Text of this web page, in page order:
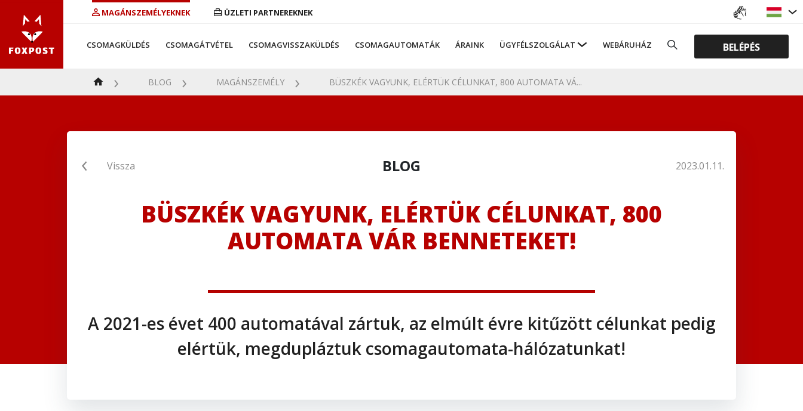
MAGÁNSZEMÉLYEKNEK ÜZLETI PARTNEREKNEK
CSOMAGKÜLDÉS CSOMAGÁTVÉTEL CSOMAGVISSZAKÜLDÉS CSOMAGAUTOMATÁK ÁRAINK ÜGYFÉLSZOLGÁLAT WEBÁRUHÁZ BELÉPÉS
BLOG MAGÁNSZEMÉLY BÜSZKÉK VAGYUNK, ELÉRTÜK CÉLUNKAT, 800 AUTOMATA VÁ...
Vissza BLOG 2023.01.11.
BÜSZKÉK VAGYUNK, ELÉRTÜK CÉLUNKAT, 800
AUTOMATA VÁR BENNETEKET!
A 2021-es évet 400 automatával zártuk, az elmúlt évre kitűzött célunkat pedig
elértük, megdupláztuk csomagautomata-hálózatunkat!